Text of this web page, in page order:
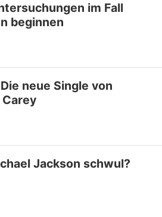
im Fall
beginnen
neue Single von
Jackson schwul?